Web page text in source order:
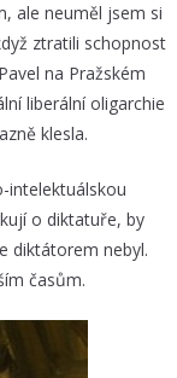
ale neuměl jsem si
ztratili schopnost
na Pražském
liberální oligarchie
klesla.
intelektuálskou
o diktatuře, by
diktátorem nebyl.
časům.